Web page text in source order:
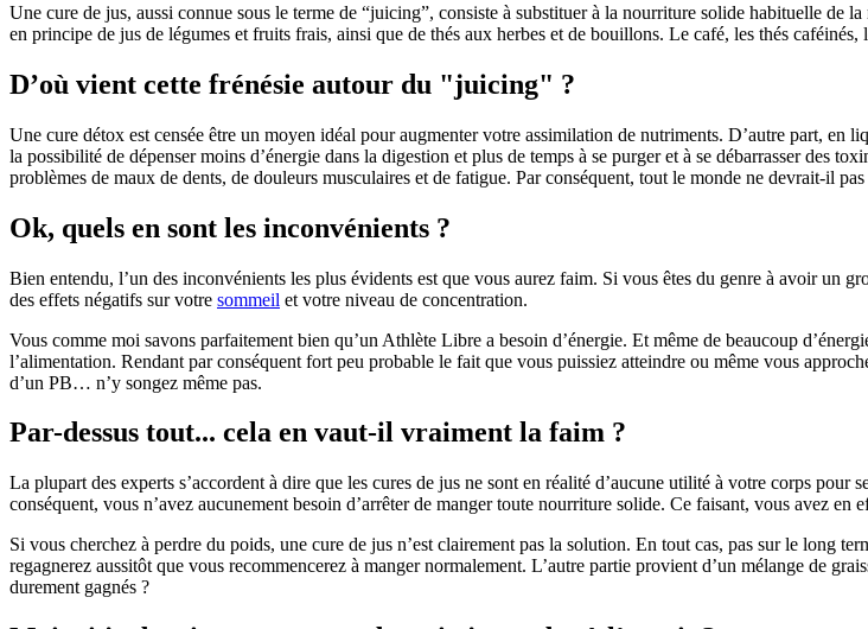
Une cure de jus, aussi connue sous le terme de “juicing”, consiste à substituer à la nourriture solide habituelle
en principe de jus de légumes et fruits frais, ainsi que de thés aux herbes et de bouillons. Le café, les thés
D’où vient cette frénésie autour du "juicing" ?
Une cure détox est censée être un moyen idéal pour augmenter votre assimilation de nutriments. D’autre part,
la possibilité de dépenser moins d’énergie dans la digestion et plus de temps à se purger et à se débarrasser des
problèmes de maux de dents, de douleurs musculaires et de fatigue. Par conséquent, tout le monde ne devrait-il
Ok, quels en sont les inconvénients ?
Bien entendu, l’un des inconvénients les plus évidents est que vous aurez faim. Si vous êtes du genre à avoir un
des effets négatifs sur votre sommeil et votre niveau de concentration.
Vous comme moi savons parfaitement bien qu’un Athlète Libre a besoin d’énergie. Et même de beaucoup
l’alimentation. Rendant par conséquent fort peu probable le fait que vous puissiez atteindre ou même vous
d’un PB… n’y songez même pas.
Par-dessus tout... cela en vaut-il vraiment la faim ?
La plupart des experts s’accordent à dire que les cures de jus ne sont en réalité d’aucune utilité à votre corps
conséquent, vous n’avez aucunement besoin d’arrêter de manger toute nourriture solide. Ce faisant, vous avez en
Si vous cherchez à perdre du poids, une cure de jus n’est clairement pas la solution. En tout cas, pas sur le long
regagnerez aussitôt que vous recommencerez à manger normalement. L’autre partie provient d’un mélange de
durement gagnés ?